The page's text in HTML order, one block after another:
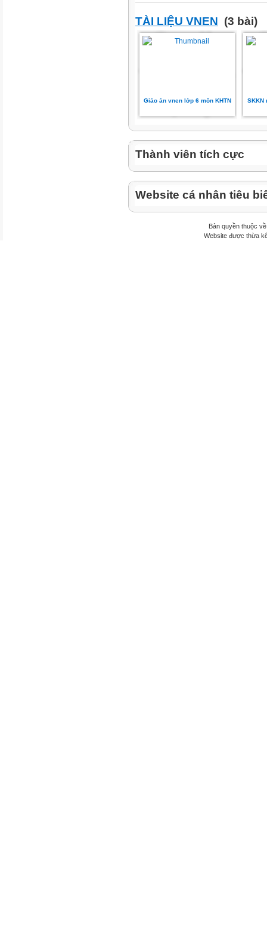
TÀI LIỆU VNEN (3 bài)
Giáo án vnen lớp 6 môn KHTN SKKN
Thành viên tích cực
Website cá nhân tiêu
Bản quyền thuộc
Website được thừa